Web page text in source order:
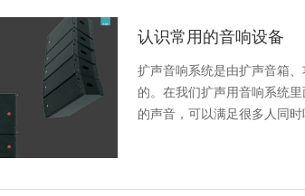
认识常用的音响设备
扩声音响系统是由扩声音箱
的。在我们扩声用音响系统
的声音，可以满足很多人同